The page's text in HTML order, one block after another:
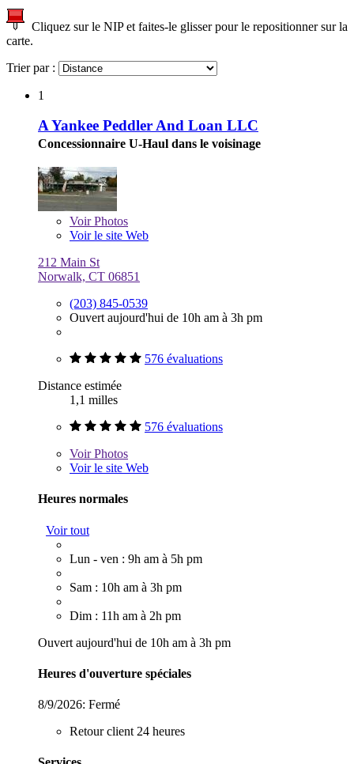
Cliquez sur le NIP et faites-le glisser pour le repositionner sur la
carte.
Trier par :
1
A Yankee Peddler And Loan LLC
Concessionnaire U-Haul dans le voisinage
VoirPhotos
Voir le site Web
212 Main St
Norwalk, CT 06851
(203) 845-0539
Ouvert aujourd'hui de 10h am à 3h pm
576 évaluations
Distance estimée
1,1 milles
576 évaluations
VoirPhotos
Voir le site Web
Heures normales
Voir tout
Lun - ven : 9h am à 5h pm
Sam : 10h am à 3h pm
Dim : 11h am à 2h pm
Ouvert aujourd'hui de 10h am à 3h pm
Heures d'ouverture spéciales
8/9/2026: Fermé
Retour client 24 heures